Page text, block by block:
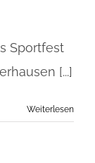
Sportfest
[...]
Weiterlesen